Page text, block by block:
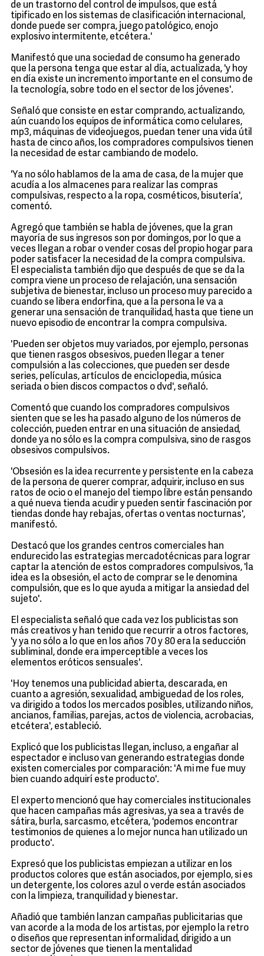
de un trastorno del control de impulsos, que está
tipificado en los sistemas de clasificación internacional,
donde puede ser compra, juego patológico, enojo
explosivo intermitente, etcétera.'
Manifestó que una sociedad de consumo ha generado
que la persona tenga que estar al día, actualizada, 'y hoy
en día existe un incremento importante en el consumo de
la tecnología, sobre todo en el sector de los jóvenes'.
Señaló que consiste en estar comprando, actualizando,
aún cuando los equipos de informática como celulares,
mp3, máquinas de videojuegos, puedan tener una vida útil
hasta de cinco años, los compradores compulsivos tienen
la necesidad de estar cambiando de modelo.
'Ya no sólo hablamos de la ama de casa, de la mujer que
acudía a los almacenes para realizar las compras
compulsivas, respecto a la ropa, cosméticos, bisutería',
comentó.
Agregó que también se habla de jóvenes, que la gran
mayoría de sus ingresos son por domingos, por lo que a
veces llegan a robar o vender cosas del propio hogar para
poder satisfacer la necesidad de la compra compulsiva.
El especialista también dijo que después de que se da la
compra viene un proceso de relajación, una sensación
subjetiva de bienestar, incluso un proceso muy parecido a
cuando se libera endorfina, que a la persona le va a
generar una sensación de tranquilidad, hasta que tiene un
nuevo episodio de encontrar la compra compulsiva.
'Pueden ser objetos muy variados, por ejemplo, personas
que tienen rasgos obsesivos, pueden llegar a tener
compulsión a las colecciones, que pueden ser desde
series, películas, artículos de enciclopedia, música
seriada o bien discos compactos o dvd', señaló.
Comentó que cuando los compradores compulsivos
sienten que se les ha pasado alguno de los números de
colección, pueden entrar en una situación de ansiedad,
donde ya no sólo es la compra compulsiva, sino de rasgos
obsesivos compulsivos.
'Obsesión es la idea recurrente y persistente en la cabeza
de la persona de querer comprar, adquirir, incluso en sus
ratos de ocio o el manejo del tiempo libre están pensando
a qué nueva tienda acudir y pueden sentir fascinación por
tiendas donde hay rebajas, ofertas o ventas nocturnas',
manifestó.
Destacó que los grandes centros comerciales han
endurecido las estrategias mercadotécnicas para lograr
captar la atención de estos compradores compulsivos, 'la
idea es la obsesión, el acto de comprar se le denomina
compulsión, que es lo que ayuda a mitigar la ansiedad del
sujeto'.
El especialista señaló que cada vez los publicistas son
más creativos y han tenido que recurrir a otros factores,
'y ya no sólo a lo que en los años 70 y 80 era la seducción
subliminal, donde era imperceptible a veces los
elementos eróticos sensuales'.
'Hoy tenemos una publicidad abierta, descarada, en
cuanto a agresión, sexualidad, ambiguedad de los roles,
va dirigido a todos los mercados posibles, utilizando niños,
ancianos, familias, parejas, actos de violencia, acrobacias,
etcétera', estableció.
Explicó que los publicistas llegan, incluso, a engañar al
espectador e incluso van generando estrategias donde
existen comerciales por comparación: 'A mi me fue muy
bien cuando adquirí este producto'.
El experto mencionó que hay comerciales institucionales
que hacen campañas más agresivas, ya sea a través de
sátira, burla, sarcasmo, etcétera, 'podemos encontrar
testimonios de quienes a lo mejor nunca han utilizado un
producto'.
Expresó que los publicistas empiezan a utilizar en los
productos colores que están asociados, por ejemplo, si es
un detergente, los colores azul o verde están asociados
con la limpieza, tranquilidad y bienestar.
Añadió que también lanzan campañas publicitarias que
van acorde a la moda de los artistas, por ejemplo la retro
o diseños que representan informalidad, dirigido a un
sector de jóvenes que tienen la mentalidad